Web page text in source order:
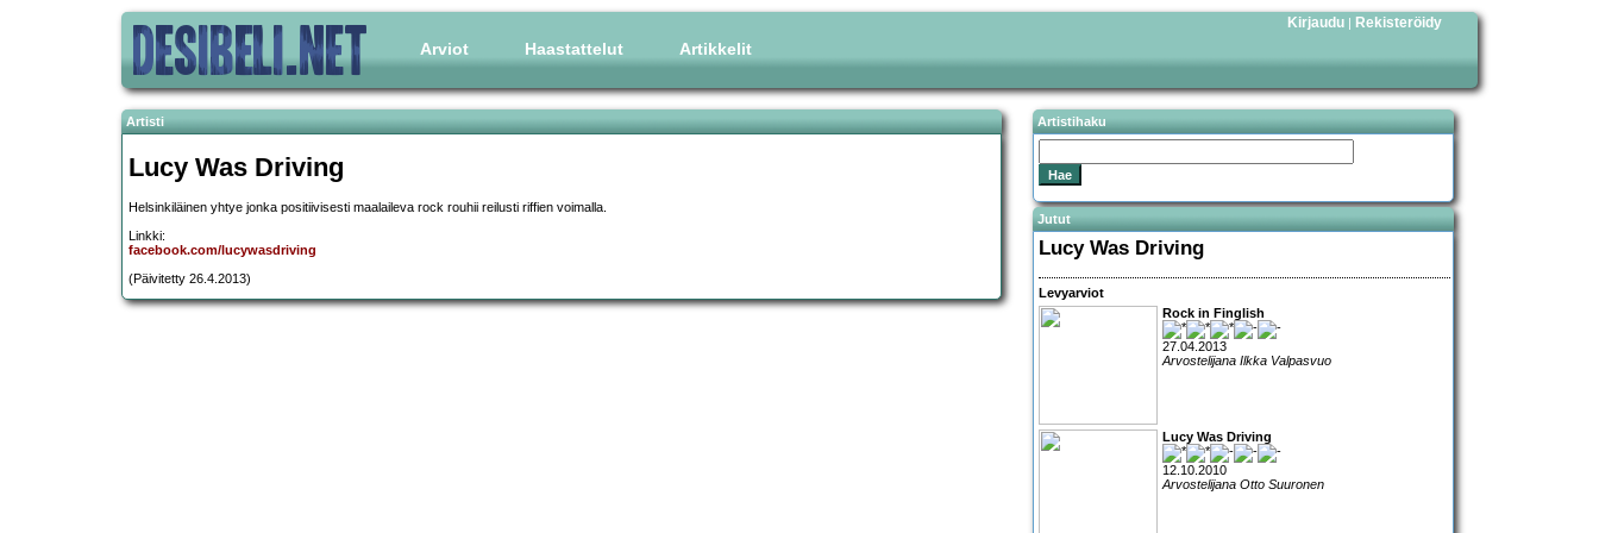
Arviot Haastattelut Artikkelit
Kirjaudu | Rekisteröidy
Artisti
Lucy Was Driving
Helsinkiläinen yhtye jonka positiivisesti maalaileva rock rouhii reilusti riffien voimalla.
Linkki:
facebook.com/lucywasdriving
(Päivitetty 26.4.2013)
Artistihaku
Jutut
Lucy Was Driving
Levyarviot
Rock in Finglish
27.04.2013
Arvostelijana Ilkka Valpasvuo
Lucy Was Driving
12.10.2010
Arvostelijana Otto Suuronen